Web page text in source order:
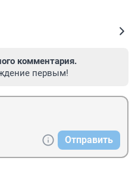
комментария.
первым!
Отправить